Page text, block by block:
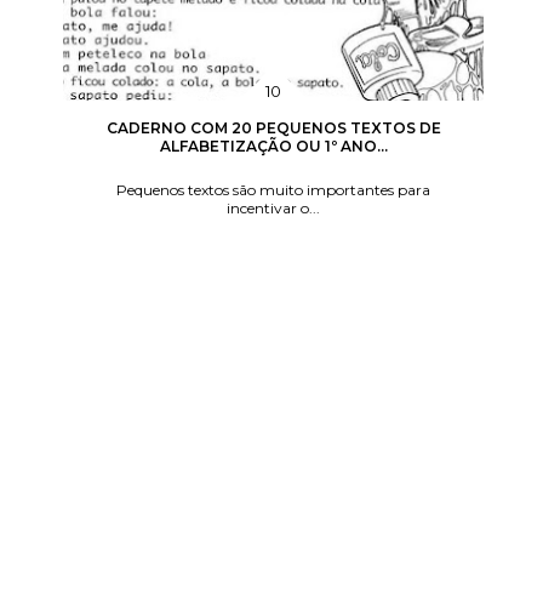
CADERNO COM 20 PEQUENOS TEXTOS DE
ALFABETIZAÇÃO OU 1º ANO...
Pequenos textos são muito importantes para
incentivar o...